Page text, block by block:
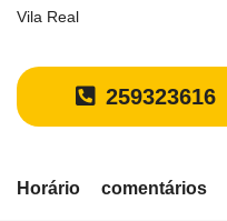
Vila Real
259323616
Horário comentários